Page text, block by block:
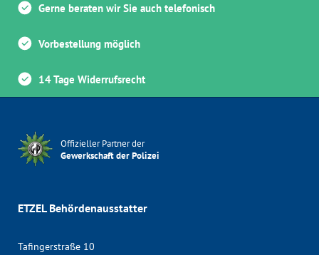
Gerne beraten wir Sie auch telefonisch
Vorbestellung möglich
14 Tage Widerrufsrecht
Offizieller Partner der
Gewerkschaft der Polizei
ETZEL Behördenausstatter
Tafingerstraße 10